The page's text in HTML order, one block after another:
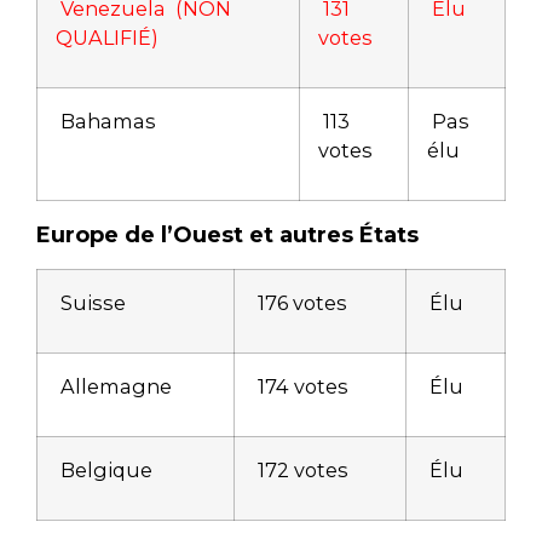
Venezuela (NON
QUALIFIÉ)
131
votes
Élu
Bahamas
113
votes
Pas
élu
Europe de l’Ouest et autres États
Suisse 176 votes Élu
Allemagne 174 votes Élu
Belgique 172 votes Élu